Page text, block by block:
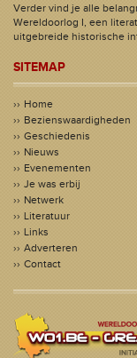
Verder vind je alle
Wereldoorlog I, een
uitgebreide historische
SITEMAP
Home
Bezienswaardigheden
Geschiedenis
Nieuws
Evenementen
Je was erbij
Netwerk
Literatuur
Links
Adverteren
Contact